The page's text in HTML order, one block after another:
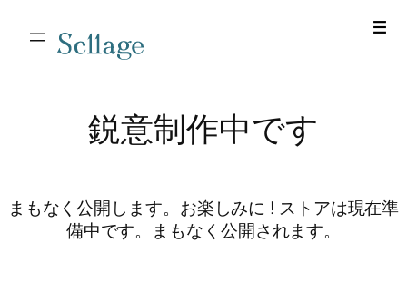
Scllage
鋭意制作中です
まもなく公開します。お楽しみに ! ストアは現在準
備中です。まもなく公開されます。